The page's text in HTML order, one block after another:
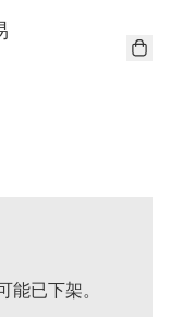
能已下架。